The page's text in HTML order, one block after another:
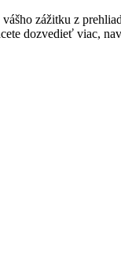
zážitku z
dozvedieť viac,